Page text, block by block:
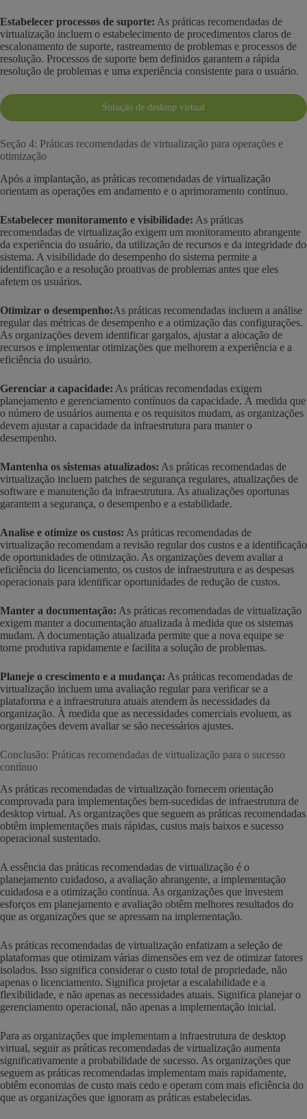
Estabelecer processos de suporte: As práticas recomendadas de
virtualização incluem o estabelecimento de procedimentos claros de
escalonamento de suporte, rastreamento de problemas e processos de
resolução. Processos de suporte bem definidos garantem a rápida
resolução de problemas e uma experiência consistente para o usuário.
Solução de desktop virtual
Seção 4: Práticas recomendadas de virtualização para operações e
otimização
Após a implantação, as práticas recomendadas de virtualização
orientam as operações em andamento e o aprimoramento contínuo.
Estabelecer monitoramento e visibilidade: As práticas
recomendadas de virtualização exigem um monitoramento abrangente
da experiência do usuário, da utilização de recursos e da integridade do
sistema. A visibilidade do desempenho do sistema permite a
identificação e a resolução proativas de problemas antes que eles
afetem os usuários.
Otimizar o desempenho:As práticas recomendadas incluem a análise
regular das métricas de desempenho e a otimização das configurações.
As organizações devem identificar gargalos, ajustar a alocação de
recursos e implementar otimizações que melhorem a experiência e a
eficiência do usuário.
Gerenciar a capacidade: As práticas recomendadas exigem
planejamento e gerenciamento contínuos da capacidade. À medida que
o número de usuários aumenta e os requisitos mudam, as organizações
devem ajustar a capacidade da infraestrutura para manter o
desempenho.
Mantenha os sistemas atualizados: As práticas recomendadas de
virtualização incluem patches de segurança regulares, atualizações de
software e manutenção da infraestrutura. As atualizações oportunas
garantem a segurança, o desempenho e a estabilidade.
Analise e otimize os custos: As práticas recomendadas de
virtualização recomendam a revisão regular dos custos e a identificação
de oportunidades de otimização. As organizações devem avaliar a
eficiência do licenciamento, os custos de infraestrutura e as despesas
operacionais para identificar oportunidades de redução de custos.
Manter a documentação: As práticas recomendadas de virtualização
exigem manter a documentação atualizada à medida que os sistemas
mudam. A documentação atualizada permite que a nova equipe se
torne produtiva rapidamente e facilita a solução de problemas.
Planeje o crescimento e a mudança: As práticas recomendadas de
virtualização incluem uma avaliação regular para verificar se a
plataforma e a infraestrutura atuais atendem às necessidades da
organização. À medida que as necessidades comerciais evoluem, as
organizações devem avaliar se são necessários ajustes.
Conclusão: Práticas recomendadas de virtualização para o sucesso
contínuo
As práticas recomendadas de virtualização fornecem orientação
comprovada para implementações bem-sucedidas de infraestrutura de
desktop virtual. As organizações que seguem as práticas recomendadas
obtêm implementações mais rápidas, custos mais baixos e sucesso
operacional sustentado.
A essência das práticas recomendadas de virtualização é o
planejamento cuidadoso, a avaliação abrangente, a implementação
cuidadosa e a otimização contínua. As organizações que investem
esforços em planejamento e avaliação obtêm melhores resultados do
que as organizações que se apressam na implementação.
As práticas recomendadas de virtualização enfatizam a seleção de
plataformas que otimizam várias dimensões em vez de otimizar fatores
isolados. Isso significa considerar o custo total de propriedade, não
apenas o licenciamento. Significa projetar a escalabilidade e a
flexibilidade, e não apenas as necessidades atuais. Significa planejar o
gerenciamento operacional, não apenas a implementação inicial.
Para as organizações que implementam a infraestrutura de desktop
virtual, seguir as práticas recomendadas de virtualização aumenta
significativamente a probabilidade de sucesso. As organizações que
seguem as práticas recomendadas implementam mais rapidamente,
obtêm economias de custo mais cedo e operam com mais eficiência do
que as organizações que ignoram as práticas estabelecidas.